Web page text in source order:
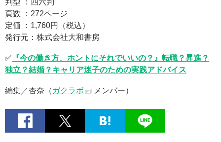
判型 ：四六判
頁数 ：272ページ
定価 ：1,760円（税込）
発行元：株式会社大和書房
✅ 『今の働き方、ホントにそれでいいの？』転職？昇進？
独立？結婚？キャリア迷子のための実践アドバイス
編集／杏奈（ ガクラボ メンバー）